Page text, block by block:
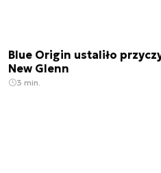
Blue Origin ustaliło
New Glenn
3 min.